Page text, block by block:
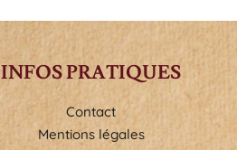
INFOS PRATIQUES
Contact
Mentions légales